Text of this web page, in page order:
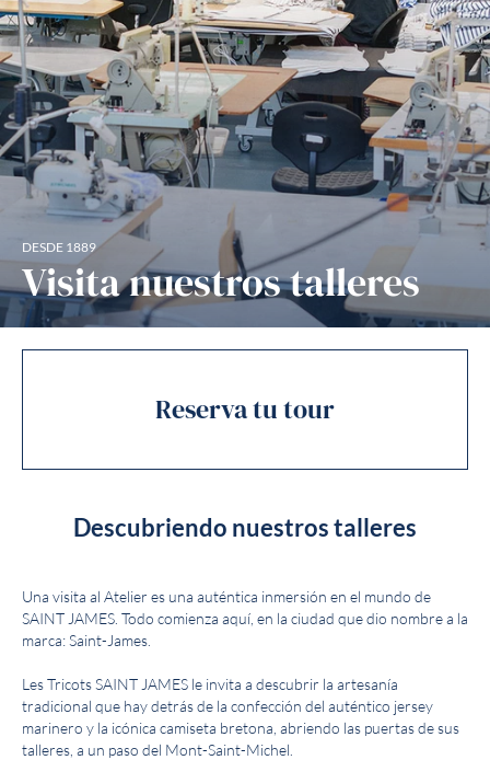
DESDE 1889
Visita nuestros talleres
Reserva tu tour
Descubriendo nuestros talleres
Una visita al Atelier es una auténtica inmersión en el mundo de
SAINT JAMES. Todo comienza aquí, en la ciudad que dio nombre a la
marca: Saint-James.
Les Tricots SAINT JAMES le invita a descubrir la artesanía
tradicional que hay detrás de la confección del auténtico jersey
marinero y la icónica camiseta bretona, abriendo las puertas de sus
talleres, a un paso del Mont-Saint-Michel.